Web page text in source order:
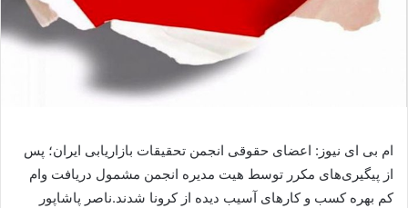
ام بی ای نیوز: اعضای حقوقی انجمن تحقیقات بازاریابی ایران؛ پس
از پیگیری‌‌های مکرر توسط هیت مدیره انجمن مشمول دریافت وام
کم بهره کسب و کارهای آسیب دیده از کرونا شدند.ناصر پاشاپور